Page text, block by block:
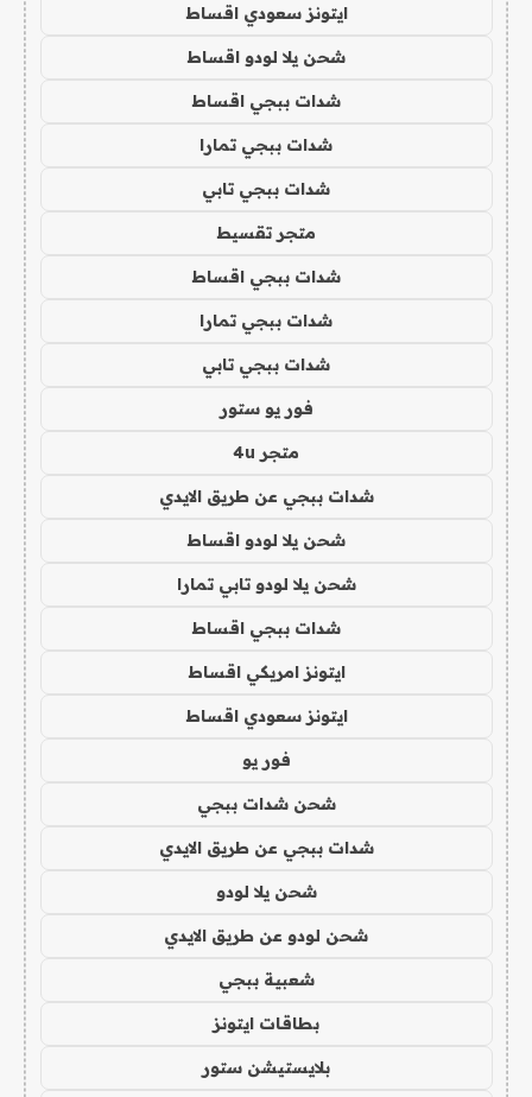
ايتونز سعودي اقساط
شحن يلا لودو اقساط
شدات ببجي اقساط
شدات ببجي تمارا
شدات ببجي تابي
متجر تقسيط
شدات ببجي اقساط
شدات ببجي تمارا
شدات ببجي تابي
فور يو ستور
متجر 4u
شدات ببجي عن طريق الايدي
شحن يلا لودو اقساط
شحن يلا لودو تابي تمارا
شدات ببجي اقساط
ايتونز امريكي اقساط
ايتونز سعودي اقساط
فور يو
شحن شدات ببجي
شدات ببجي عن طريق الايدي
شحن يلا لودو
شحن لودو عن طريق الايدي
شعبية ببجي
بطاقات ايتونز
بلايستيشن ستور